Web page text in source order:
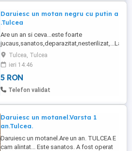
Daruiesc un motan negru cu putin alb
.Tulcea
Are un an si ceva...este foarte
jucaus,sanatos,deparazitat,nesterilizat,...Lasati
mesajTulcea, Tulcea
ieri 14:46
5 RON
Telefon validat
Daruiesc un motanel.Varsta 1
an.Tulcea.
Daruiesc un motanel.Are un an. TULCEA E
cam alintat... Este sanatos. A fost operat